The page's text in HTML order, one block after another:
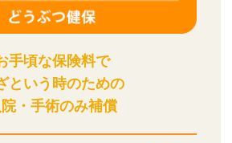
手頃な保険料で
という時のための
院・手術のみ補償